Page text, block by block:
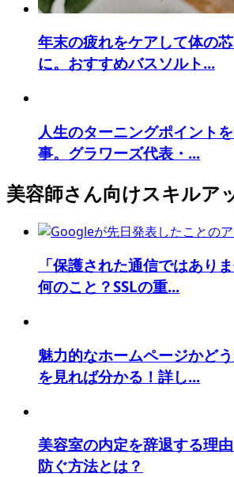
年末の疲れをケアして体の
に。おすすめバスソルト...
人生のターニングポイント
事。グラワーズ代表・...
美容師さん向けスキルア
「保護された通信ではあり
何のこと？SSLの重...
魅力的なホームページかど
を見れば分かる！詳し...
美容室の内定を辞退する理
防ぐ方法とは？